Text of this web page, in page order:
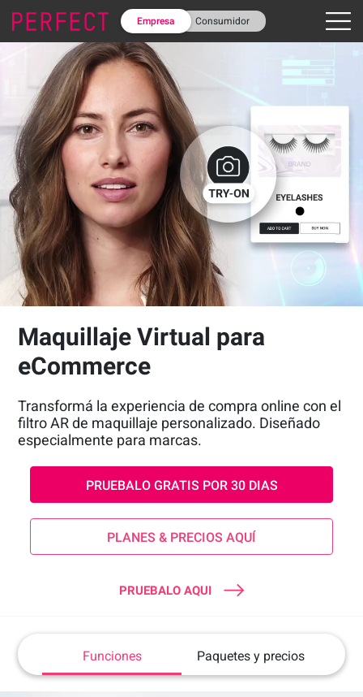
Empresa Consumidor
Maquillaje Virtual para
eCommerce
Transformá la experiencia de compra online con el
filtro AR de maquillaje personalizado. Diseñado
especialmente para marcas.
PRUEBALO GRATIS POR 30 DIAS
PLANES & PRECIOS AQUÍ
PRUEBALO AQUI
Funciones Paquetes y precios